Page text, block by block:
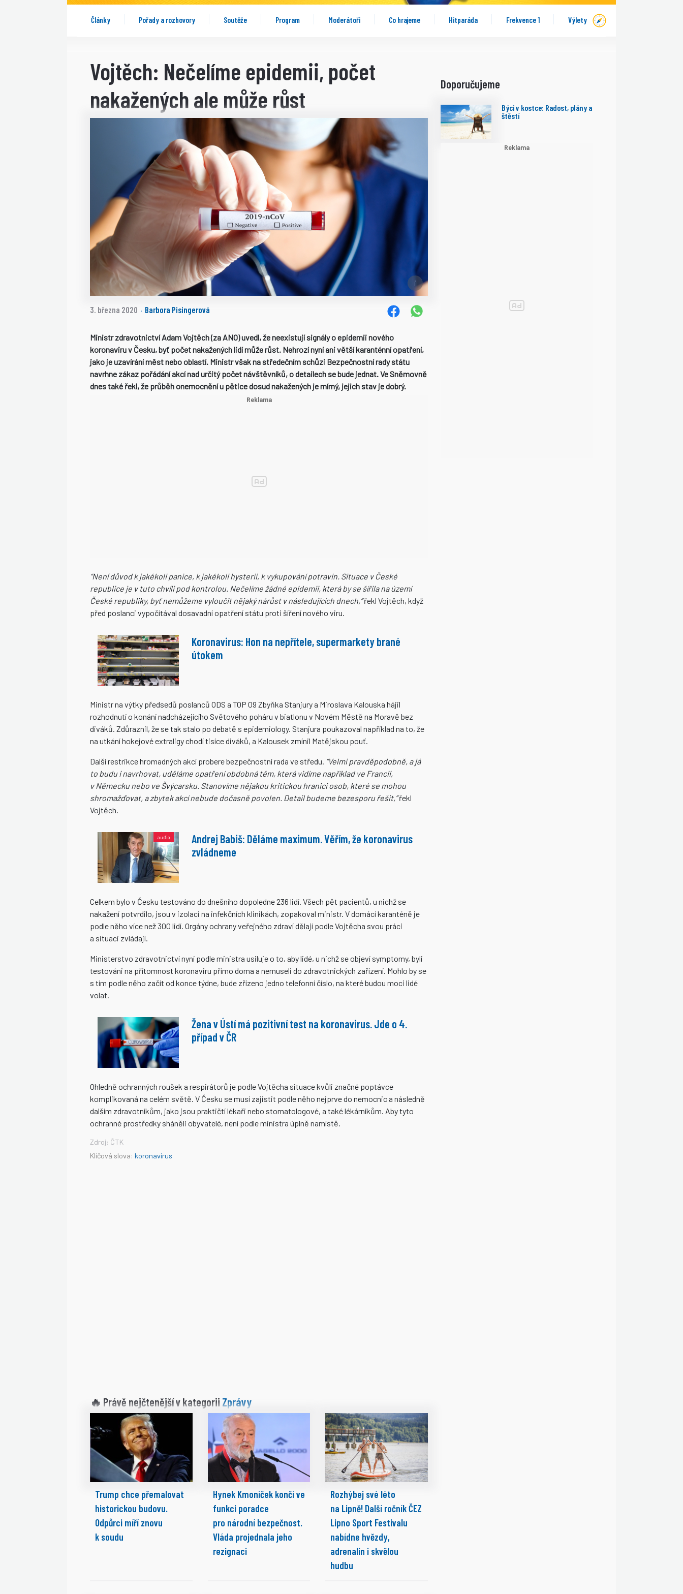
Články Pořady a rozhovory Soutěže Program Moderátoři Co hrajeme Hitparáda Frekvence 1 Výlety
Vojtěch: Nečelíme epidemii, počet
nakažených ale může růst
3. března 2020 · Barbora Pisingerová
Ministr zdravotnictví Adam Vojtěch (za ANO) uvedl, že neexistují signály o epidemii nového
koronaviru v Česku, byť počet nakažených lidí může růst. Nehrozí nyní ani větší karanténní opatření,
jako je uzavírání měst nebo oblastí. Ministr však na středečním schůzi Bezpečnostní rady státu
navrhne zákaz pořádání akcí nad určitý počet návštěvníků, o detailech se bude jednat. Ve Sněmovně
dnes také řekl, že průběh onemocnění u pětice dosud nakažených je mírný, jejich stav je dobrý.
“Není důvod k jakékoli panice, k jakékoli hysterii, k vykupování potravin. Situace v České
republice je v tuto chvíli pod kontrolou. Nečelíme žádné epidemii, která by se šířila na území
České republiky, byť nemůžeme vyloučit nějaký nárůst v následujících dnech,”řekl Vojtěch, když
před poslanci vypočítával dosavadní opatření státu proti šíření nového viru.
Koronavirus: Hon na nepřítele, supermarkety brané
útokem
Ministr na výtky předsedů poslanců ODS a TOP 09 Zbyňka Stanjury a Miroslava Kalouska hájil
rozhodnutí o konání nadcházejícího Světového poháru v biatlonu v Novém Městě na Moravě bez
diváků. Zdůraznil, že se tak stalo po debatě s epidemiology. Stanjura poukazoval například na to, že
na utkání hokejové extraligy chodí tisíce diváků, a Kalousek zmínil Matějskou pouť.
Další restrikce hromadných akcí probere bezpečnostní rada ve středu. “Velmi pravděpodobně, a já
to budu i navrhovat, uděláme opatření obdobná těm, která vidíme například ve Francii,
v Německu nebo ve Švýcarsku. Stanovíme nějakou kritickou hranici osob, které se mohou
shromažďovat, a zbytek akcí nebude dočasně povolen. Detail budeme bezesporu řešit,”řekl
Vojtěch.
Andrej Babiš: Děláme maximum. Věřím, že koronavirus
zvládneme
Celkem bylo v Česku testováno do dnešního dopoledne 236 lidí. Všech pět pacientů, u nichž se
nakažení potvrdilo, jsou v izolaci na infekčních klinikách, zopakoval ministr. V domácí karanténě je
podle něho více než 300 lidí. Orgány ochrany veřejného zdraví dělají podle Vojtěcha svou práci
a situaci zvládají.
Ministerstvo zdravotnictví nyní podle ministra usiluje o to, aby lidé, u nichž se objeví symptomy, byli
testováni na přítomnost koronaviru přímo doma a nemuseli do zdravotnických zařízení. Mohlo by se
s tím podle něho začít od konce týdne, bude zřízeno jedno telefonní číslo, na které budou moci lidé
volat.
Žena v Ústí má pozitivní test na koronavirus. Jde o 4.
případ v ČR
Ohledně ochranných roušek a respirátorů je podle Vojtěcha situace kvůli značné poptávce
komplikovaná na celém světě. V Česku se musí zajistit podle něho nejprve do nemocnic a následně
dalším zdravotníkům, jako jsou praktičtí lékaři nebo stomatologové, a také lékárníkům. Aby tyto
ochranné prostředky sháněli obyvatelé, není podle ministra úplně namístě.
Zdroj: ČTK
Klíčová slova: koronavirus
🔥 Právě nejčtenější v kategorii Zprávy
Trump chce přemalovat
historickou budovu.
Odpůrci míří znovu
k soudu
Hynek Kmoníček končí ve
funkci poradce
pro národní bezpečnost.
Vláda projednala jeho
rezignaci
Rozhýbej své léto
na Lipně! Další ročník ČEZ
Lipno Sport Festivalu
nabídne hvězdy,
adrenalin i skvělou
hudbu
Doporučujeme
Býci v kostce: Radost, plány a
štěstí